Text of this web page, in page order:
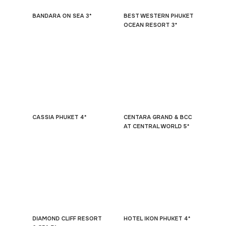
BANDARA ON SEA 3*
BEST WESTERN PHUKET
OCEAN RESORT 3*
CASSIA PHUKET 4*
CENTARA GRAND & BCC
AT CENTRAL WORLD 5*
DIAMOND CLIFF RESORT
HOTEL IKON PHUKET 4*